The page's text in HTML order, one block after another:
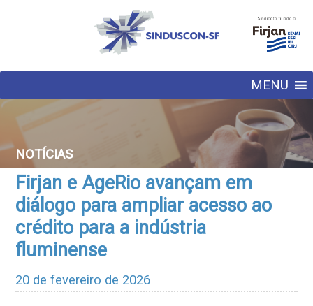
MENU
NOTÍCIAS
Firjan e AgeRio avançam em
diálogo para ampliar acesso ao
crédito para a indústria
fluminense
20 de fevereiro de 2026